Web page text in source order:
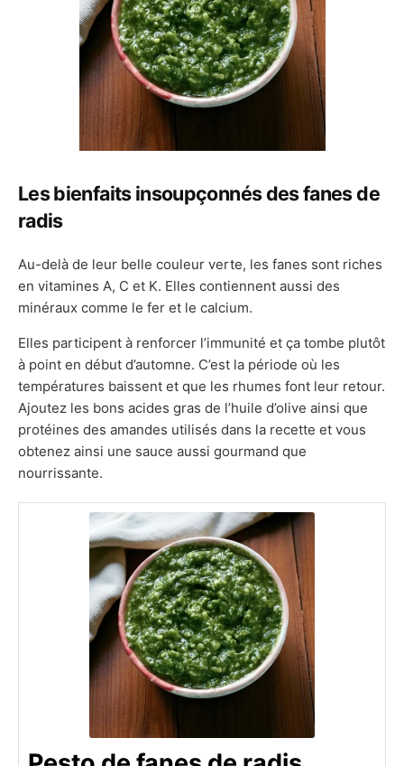
Les bienfaits insoupçonnés des fanes de
radis
Au-delà de leur belle couleur verte, les fanes sont riches
en vitamines A, C et K. Elles contiennent aussi des
minéraux comme le fer et le calcium.
Elles participent à renforcer l’immunité et ça tombe plutôt
à point en début d’automne. C’est la période où les
températures baissent et que les rhumes font leur retour.
Ajoutez les bons acides gras de l’huile d’olive ainsi que
protéines des amandes utilisés dans la recette et vous
obtenez ainsi une sauce aussi gourmand que
nourrissante.